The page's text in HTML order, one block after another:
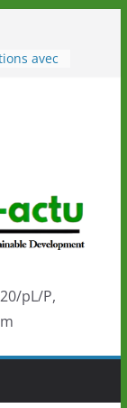
avec
tirage
sur
delà des
pL/P,